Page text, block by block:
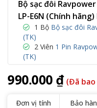
Bộ sạc đôi
LP-E6N (Chính
1 Bộ Bộ sạc đôi
(TK)
2 Viên 1 Pin
(TK)
990.000 ₫ (Đã
Đơn vị tính
Bảo